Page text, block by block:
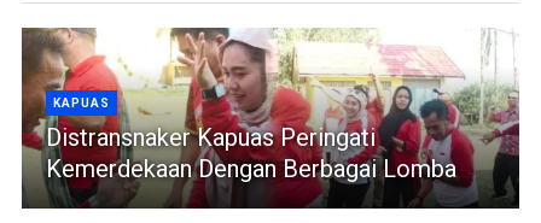
KAPUAS
Distransnaker Kapuas Peringati
Kemerdekaan Dengan Berbagai Lomba